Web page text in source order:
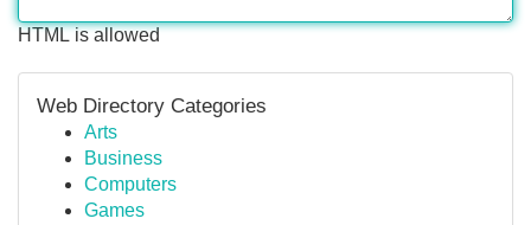
HTML is allowed
Web Directory Categories
Arts
Business
Computers
Games